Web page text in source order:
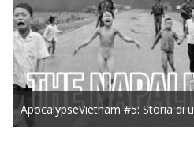
ApocalypseVietnam #5: Storia di